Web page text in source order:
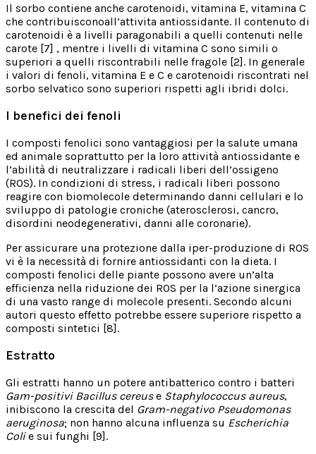
Il sorbo contiene anche carotenoidi, vitamina E, vitamina C
che contribuisconoall’attivita antiossidante. Il contenuto di
carotenoidi è a livelli paragonabili a quelli contenuti nelle
carote [7] , mentre i livelli di vitamina C sono simili o
superiori a quelli riscontrabili nelle fragole [2]. In generale
i valori di fenoli, vitamina E e C e carotenoidi riscontrati nel
sorbo selvatico sono superiori rispetti agli ibridi dolci.
I benefici dei fenoli
I composti fenolici sono vantaggiosi per la salute umana
ed animale soprattutto per la loro attività antiossidante e
l’abilità di neutralizzare i radicali liberi dell’ossigeno
(ROS). In condizioni di stress, i radicali liberi possono
reagire con biomolecole determinando danni cellulari e lo
sviluppo di patologie croniche (aterosclerosi, cancro,
disordini neodegenerativi, danni alle coronarie).
Per assicurare una protezione dalla iper-produzione di ROS
vi è la necessità di fornire antiossidanti con la dieta. I
composti fenolici delle piante possono avere un’alta
efficienza nella riduzione dei ROS per la l’azione sinergica
di una vasto range di molecole presenti. Secondo alcuni
autori questo effetto potrebbe essere superiore rispetto a
composti sintetici [8].
Estratto
Gli estratti hanno un potere antibatterico contro i batteri
Gam-positivi Bacillus cereuse Staphylococcus aureus,
inibiscono la crescita del Gram-negativo Pseudomonas
aeruginosa; non hanno alcuna influenza su Escherichia
Colie sui funghi [9].